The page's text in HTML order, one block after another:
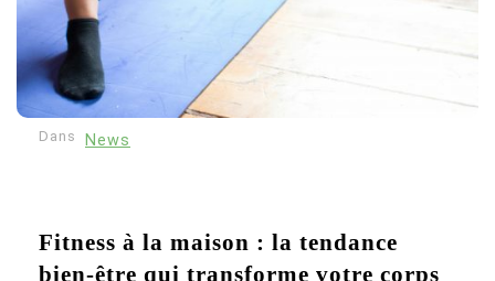
Dans News
Fitness à la maison : la tendance
bien-être qui transforme votre corps